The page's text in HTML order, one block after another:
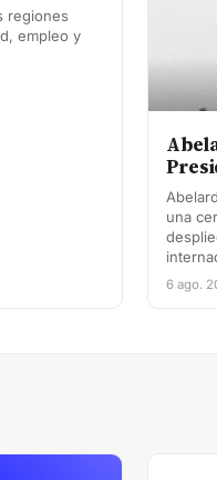
regiones
empleo y
una
6 ago.